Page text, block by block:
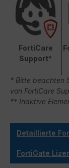
FortiCare
Support*
* Bitte beachten
von FortiCare
** Inaktive
Detaillierte
FortiGate